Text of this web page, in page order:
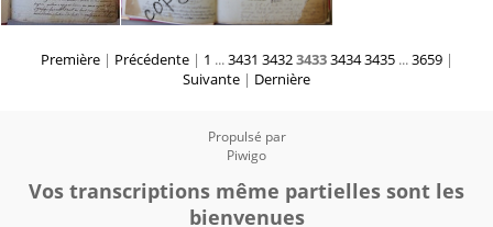
Première| Précédente| 1 ...3431 3432343334343435...3659 |
Suivante | Dernière
Propulsé par
Piwigo
Vos transcriptions même partielles sont les
bienvenues